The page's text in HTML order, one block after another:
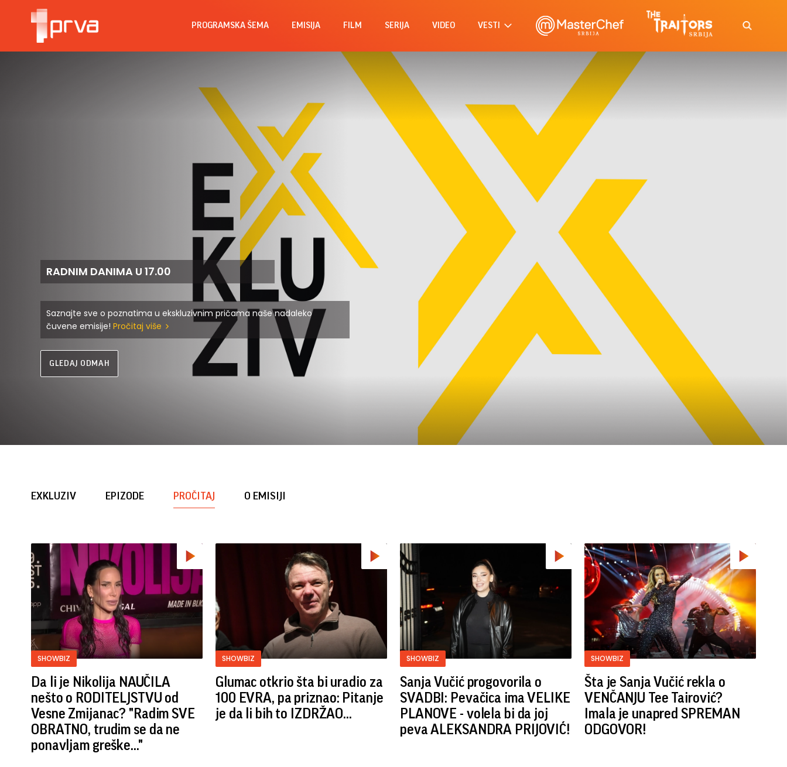
PROGRAMSKA ŠEMA EMISIJA FILM SERIJA VIDEO VESTI
RADNIM DANIMA U 17.00
Saznajte sve o poznatima u ekskluzivnim pričama naše nadaleko
čuvene emisije! Pročitaj više
GLEDAJ ODMAH
EXKLUZIV EPIZODE PROČITAJ O EMISIJI
SHOWBIZ
Da li je Nikolija NAUČILA
nešto o RODITELJSTVU od
Vesne Zmijanac? "Radim SVE
OBRATNO, trudim se da ne
ponavljam greške..."
SHOWBIZ
Glumac otkrio šta bi uradio za
100 EVRA, pa priznao: Pitanje
je da li bih to IZDRŽAO...
SHOWBIZ
Sanja Vučić progovorila o
SVADBI: Pevačica ima VELIKE
PLANOVE - volela bi da joj
peva ALEKSANDRA PRIJOVIĆ!
SHOWBIZ
Šta je Sanja Vučić rekla o
VENČANJU Tee Tairović?
Imala je unapred SPREMAN
ODGOVOR!